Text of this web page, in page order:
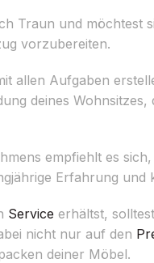
Traun und möchtest
vorzubereiten.
allen Aufgaben
deines
empfiehlt es
Erfahrung
Service erhältst,
nicht nur auf den
deiner Möbel.